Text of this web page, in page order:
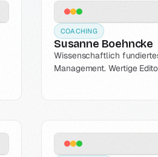
COACHING
Susanne Boehncke
Wissenschaftlich
Management. Wertige